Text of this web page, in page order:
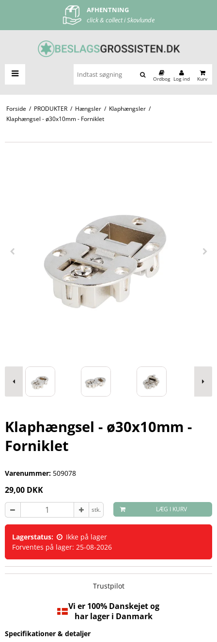
AFHENTNING
click & collect i Skovlunde
FRI FRAGT
ved køb over 500 kr
Ordbog Log ind Kurv
Forside / PRODUKTER / Hængsler / Klaphængsler /
Klaphængsel - ø30x10mm - Forniklet
Klaphængsel - ø30x10mm -
Forniklet
Varenummer: 509078
29,00 DKK
stk. LÆG I KURV
Lagerstatus:
Ikke på lager
Forventes på lager: 25-08-2026
Trustpilot
Vi er 100% Danskejet og
har lager i Danmark
Specifikationer & detaljer